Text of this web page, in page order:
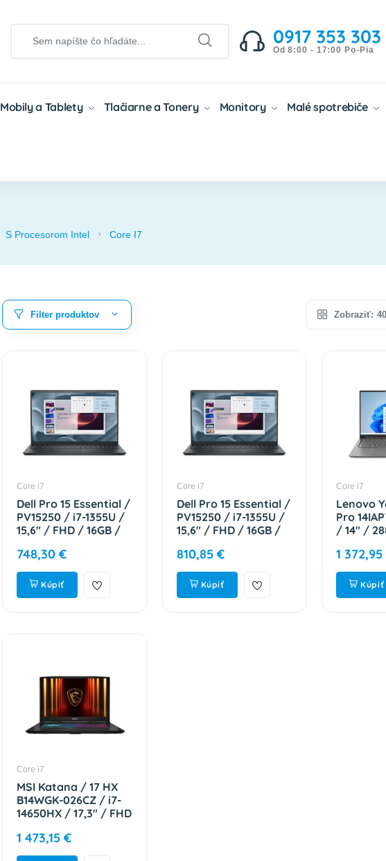
0917 353 303
Od 8:00 - 17:00 Po-Pia
Mobily a Tablety Tlačiarne a Tonery Monitory Malé spotrebiče
S Procesorom Intel Core I7
Filter produktov Zobraziť: 40
Core i7
Dell Pro 15 Essential /
PV15250 / i7-1355U /
15,6" / FHD / 16GB /
W11P / Black / 3R
NBD J9KYX
748,30 €
Kúpiť
Core i7
Dell Pro 15 Essential /
PV15250 / i7-1355U /
15,6" / FHD / 16GB /
/ Black / 3R NBD
59Y3R
810,85 €
Kúpiť
Core i7
Lenovo
Pro
/ 14" /
Xe /
1
Kúpiť
Core i7
MSI Katana / 17 HX
B14WGK-026CZ / i7-
14650HX / 17,3" / FHD
5070 / W11H / Black /
2R 9S7-17L791-026
1 473,15 €